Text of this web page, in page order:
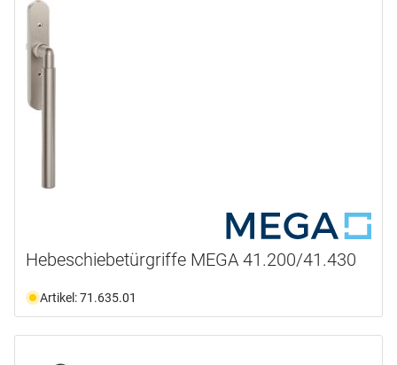
Hebeschiebetürgriffe MEGA 41.200/41.430
Artikel: 71.635.01